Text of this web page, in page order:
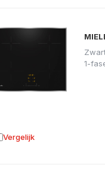
1-
Vergelijk aan vergelijking